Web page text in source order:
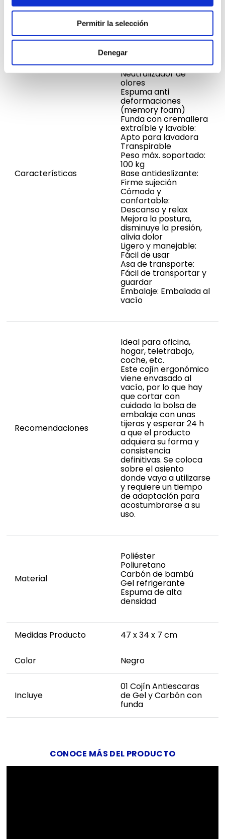
Permitir la selección
Denegar
Garantía 6 meses
Características
funcional: Ergonómico
Propiedades:
Neutralizador de
olores
Espuma anti
deformaciones
(memory foam)
Funda con cremallera
extraíble y lavable:
Apto para lavadora
Transpirable
Peso máx. soportado:
100 kg
Base antideslizante:
Firme sujeción
Cómodo y
confortable:
Descanso y relax
Mejora la postura,
disminuye la presión,
alivia dolor
Ligero y manejable:
Fácil de usar
Asa de transporte:
Fácil de transportar y
guardar
Embalaje: Embalada al
vacío
Recomendaciones
Ideal para oficina,
hogar, teletrabajo,
coche, etc.
Este cojín ergonómico
viene envasado al
vacío, por lo que hay
que cortar con
cuidado la bolsa de
embalaje con unas
tijeras y esperar 24 h
a que el producto
adquiera su forma y
consistencia
definitivas. Se coloca
sobre el asiento
donde vaya a utilizarse
y requiere un tiempo
de adaptación para
acostumbrarse a su
uso.
Material
Poliéster
Poliuretano
Carbón de bambú
Gel refrigerante
Espuma de alta
densidad
Medidas Producto 47 x 34 x 7 cm
Color Negro
Incluye
01 Cojín Antiescaras
de Gel y Carbón con
funda
CONOCE MÁS DEL PRODUCTO